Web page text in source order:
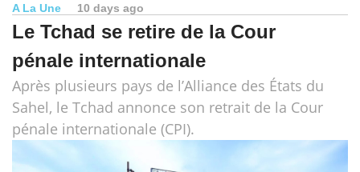
A La Une 10 days ago
Le Tchad se retire de la Cour
pénale internationale
Après plusieurs pays de l’Alliance des États du
Sahel, le Tchad annonce son retrait de la Cour
pénale internationale (CPI).